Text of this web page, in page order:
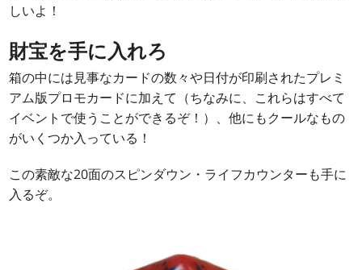
しいよ！
財宝を手に入れろ
箱の中には見事なカードの数々や日付が印刷されたプレミ
アム版プロモカードに加えて（ちなみに、これらはすべて
イベントで使うことができるぞ！）、他にもクールなもの
がいくつか入っている！
この素敵な20面のスピンダウン・ライフカウンターも手に
入るぞ。